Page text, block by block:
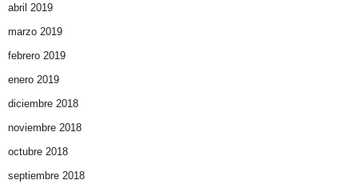
abril 2019
marzo 2019
febrero 2019
enero 2019
diciembre 2018
noviembre 2018
octubre 2018
septiembre 2018